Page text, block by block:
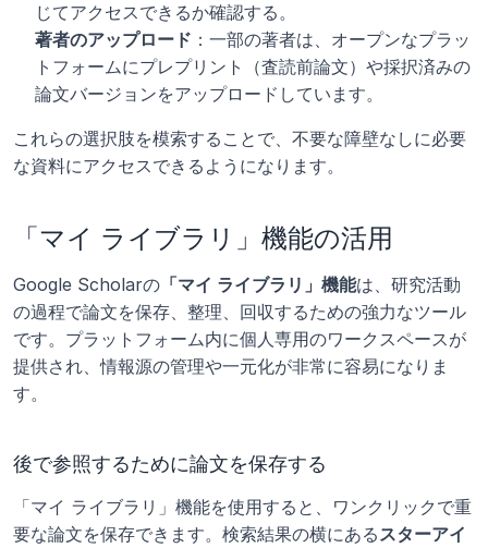
じてアクセスできるか確認する。
著者のアップロード ：一部の著者は、オープンなプラッ
トフォームにプレプリント（査読前論文）や採択済みの
論文バージョンをアップロードしています。
これらの選択肢を模索することで、不要な障壁なしに必要
な資料にアクセスできるようになります。
「マイ ライブラリ」機能の活用
Google Scholarの 「マイ ライブラリ」機能は、研究活動
の過程で論文を保存、整理、回収するための強力なツール
です。プラットフォーム内に個人専用のワークスペースが
提供され、情報源の管理や一元化が非常に容易になりま
す。
後で参照するために論文を保存する
「マイ ライブラリ」機能を使用すると、ワンクリックで重
要な論文を保存できます。検索結果の横にあるスターアイ